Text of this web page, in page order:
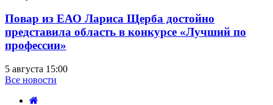
Повар из ЕАО Лариса Щерба достойно
представила область в конкурсе «Лучший по
профессии»
5 августа 15:00
Все новости